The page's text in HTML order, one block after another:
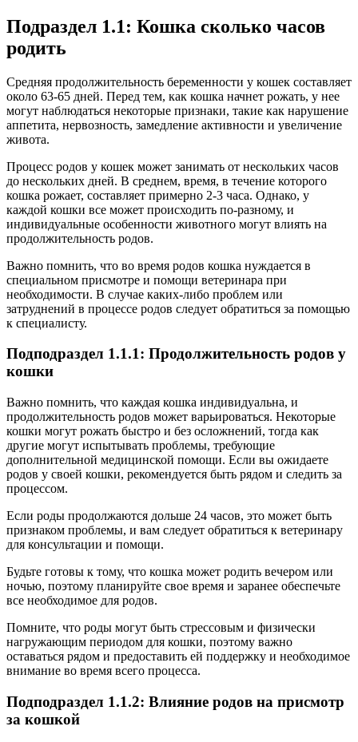
Подраздел 1.1: Кошка сколько часов
родить
Средняя продолжительность беременности у кошек составляет
около 63-65 дней. Перед тем, как кошка начнет рожать, у нее
могут наблюдаться некоторые признаки, такие как нарушение
аппетита, нервозность, замедление активности и увеличение
живота.
Процесс родов у кошек может занимать от нескольких часов
до нескольких дней. В среднем, время, в течение которого
кошка рожает, составляет примерно 2-3 часа. Однако, у
каждой кошки все может происходить по-разному, и
индивидуальные особенности животного могут влиять на
продолжительность родов.
Важно помнить, что во время родов кошка нуждается в
специальном присмотре и помощи ветеринара при
необходимости. В случае каких-либо проблем или
затруднений в процессе родов следует обратиться за помощью
к специалисту.
Подподраздел 1.1.1: Продолжительность родов у
кошки
Важно помнить, что каждая кошка индивидуальна, и
продолжительность родов может варьироваться. Некоторые
кошки могут рожать быстро и без осложнений, тогда как
другие могут испытывать проблемы, требующие
дополнительной медицинской помощи. Если вы ожидаете
родов у своей кошки, рекомендуется быть рядом и следить за
процессом.
Если роды продолжаются дольше 24 часов, это может быть
признаком проблемы, и вам следует обратиться к ветеринару
для консультации и помощи.
Будьте готовы к тому, что кошка может родить вечером или
ночью, поэтому планируйте свое время и заранее обеспечьте
все необходимое для родов.
Помните, что роды могут быть стрессовым и физически
нагружающим периодом для кошки, поэтому важно
оставаться рядом и предоставить ей поддержку и необходимое
внимание во время всего процесса.
Подподраздел 1.1.2: Влияние родов на присмотр
за кошкой